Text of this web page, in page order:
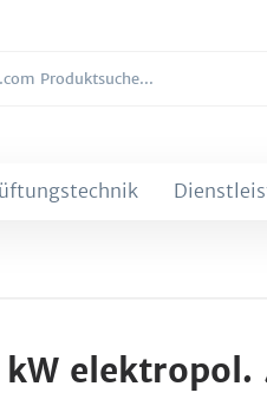
elektropol.